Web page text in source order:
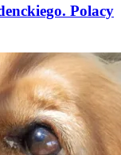
Polacy